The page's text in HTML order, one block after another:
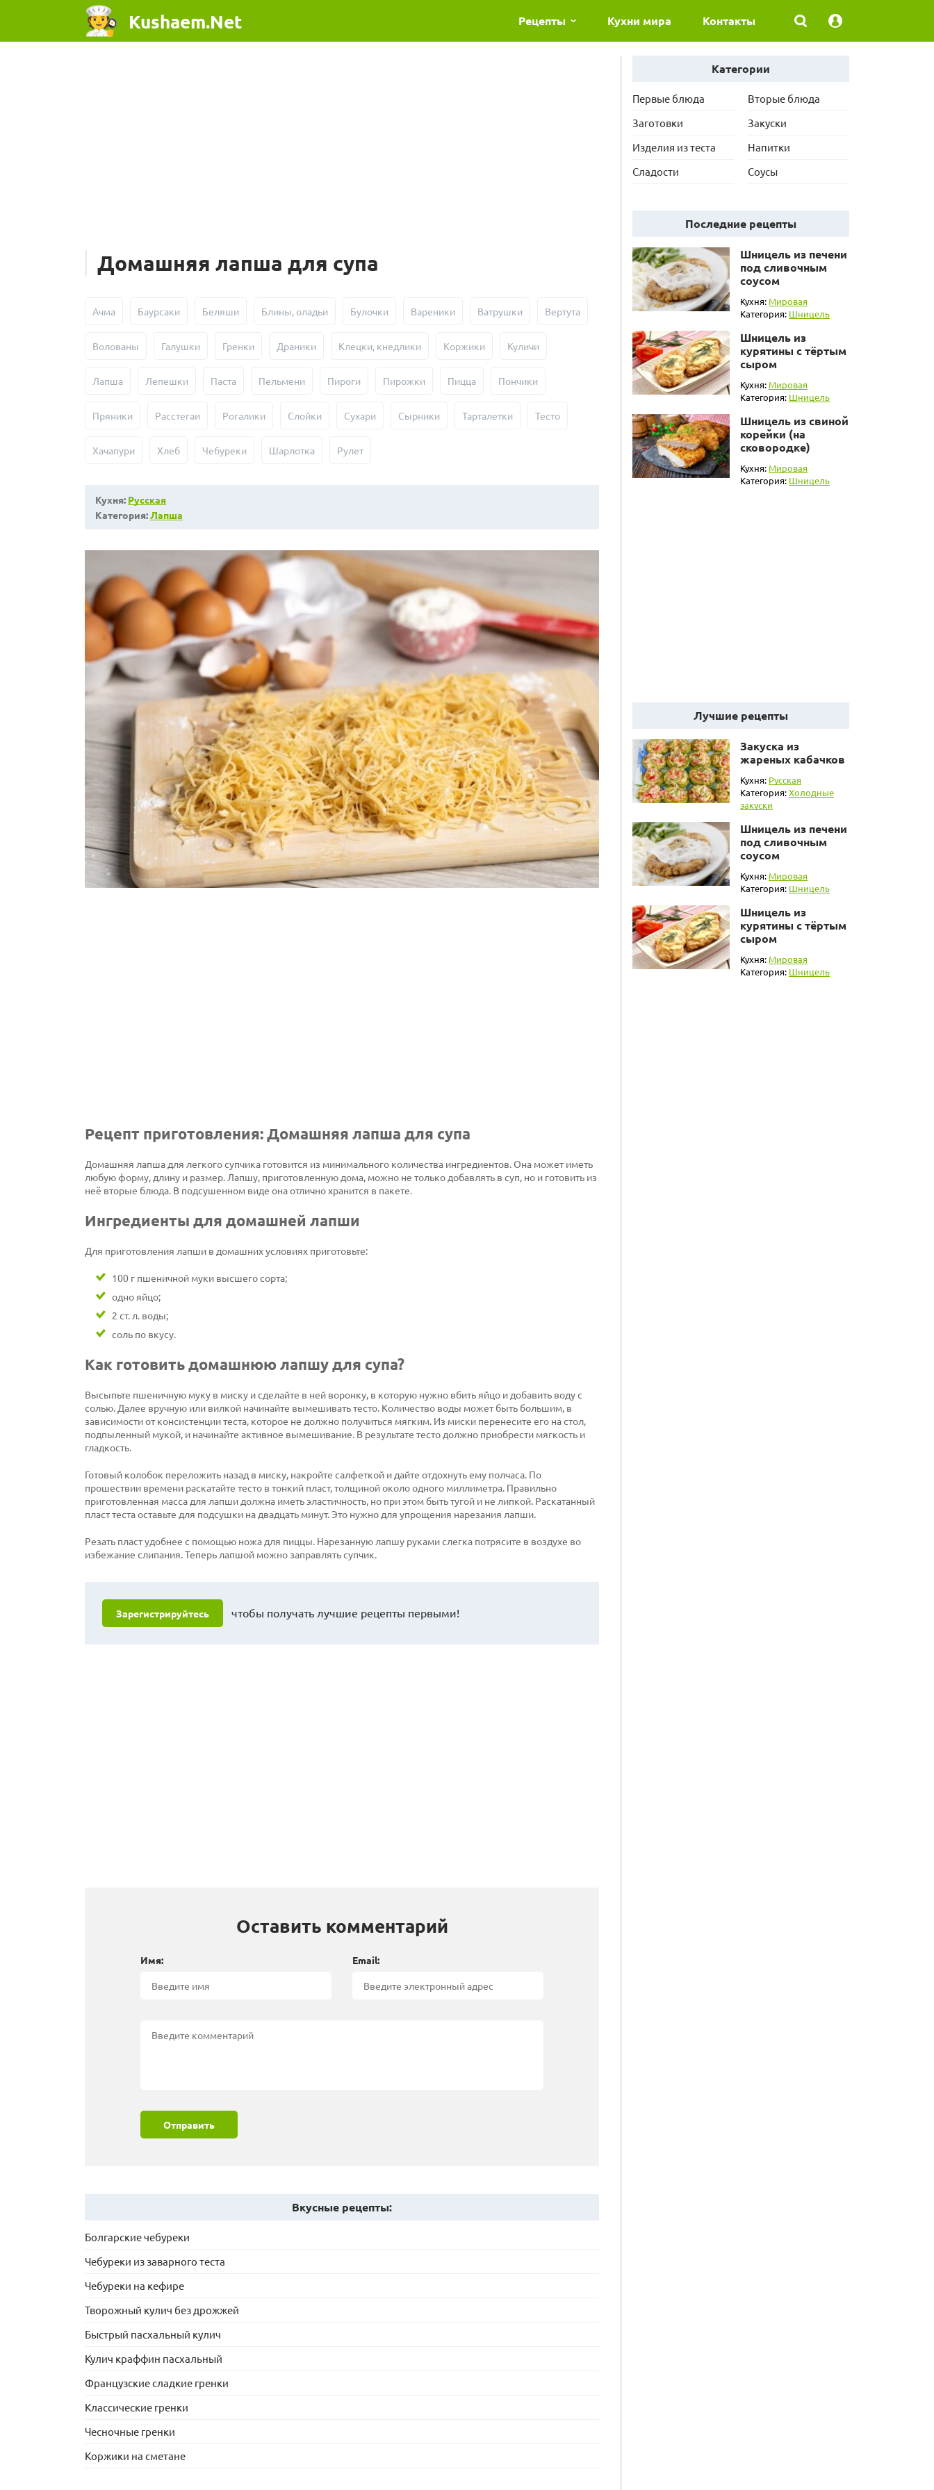
Kushaem.Net Рецепты Кухни мира Контакты
Домашняя лапша для супа
Ачма Баурсаки Беляши Блины, оладьи Булочки Вареники Ватрушки Вертута
Волованы Галушки Гренки Драники Клецки, кнедлики Коржики Куличи
Лапша Лепешки Паста Пельмени Пироги Пирожки Пицца Пончики
Пряники Расстегаи Рогалики Слойки Сухари Сырники Тарталетки Тесто
Хачапури Хлеб Чебуреки Шарлотка Рулет
Кухня: Русская
Категория:Лапша
Рецепт приготовления: Домашняя лапша для супа
Домашняя лапша для легкого супчика готовится из минимального количества ингредиентов. Она может иметь
любую форму, длину и размер. Лапшу, приготовленную дома, можно не только добавлять в суп, но и готовить из
неё вторые блюда. В подсушенном виде она отлично хранится в пакете.
Ингредиенты для домашней лапши
Для приготовления лапши в домашних условиях приготовьте:
100 г пшеничной муки высшего сорта;
одно яйцо;
2 ст. л. воды;
соль по вкусу.
Как готовить домашнюю лапшу для супа?
Высыпьте пшеничную муку в миску и сделайте в ней воронку, в которую нужно вбить яйцо и добавить воду с
солью. Далее вручную или вилкой начинайте вымешивать тесто. Количество воды может быть большим, в
зависимости от консистенции теста, которое не должно получиться мягким. Из миски перенесите его на стол,
подпыленный мукой, и начинайте активное вымешивание. В результате тесто должно приобрести мягкость и
гладкость.
Готовый колобок переложить назад в миску, накройте салфеткой и дайте отдохнуть ему полчаса. По
прошествии времени раскатайте тесто в тонкий пласт, толщиной около одного миллиметра. Правильно
приготовленная масса для лапши должна иметь эластичность, но при этом быть тугой и не липкой. Раскатанный
пласт теста оставьте для подсушки на двадцать минут. Это нужно для упрощения нарезания лапши.
Резать пласт удобнее с помощью ножа для пиццы. Нарезанную лапшу руками слегка потрясите в воздухе во
избежание слипания. Теперь лапшой можно заправлять супчик.
Зарегистрируйтесь чтобы получать лучшие рецепты первыми!
Оставить комментарий
Имя: Email:
Отправить
Вкусные рецепты:
Болгарские чебуреки
Чебуреки из заварного теста
Чебуреки на кефире
Творожный кулич без дрожжей
Быстрый пасхальный кулич
Кулич краффин пасхальный
Французские сладкие гренки
Классические гренки
Чесночные гренки
Коржики на сметане
Категории
Первые блюда
Вторые блюда
Заготовки
Закуски
Изделия из теста
Напитки
Сладости
Соусы
Последние рецепты
Шницель из печени
под сливочным
соусом
Кухня: Мировая
Категория: Шницель
Шницель из
курятины с тёртым
сыром
Кухня: Мировая
Категория: Шницель
Шницель из свиной
корейки (на
сковородке)
Кухня: Мировая
Категория: Шницель
Лучшие рецепты
Закуска из
жареных кабачков
Кухня: Русская
Категория:Холодные
закуски
Шницель из печени
под сливочным
соусом
Кухня: Мировая
Категория: Шницель
Шницель из
курятины с тёртым
сыром
Кухня: Мировая
Категория: Шницель